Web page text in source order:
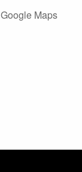
Maps